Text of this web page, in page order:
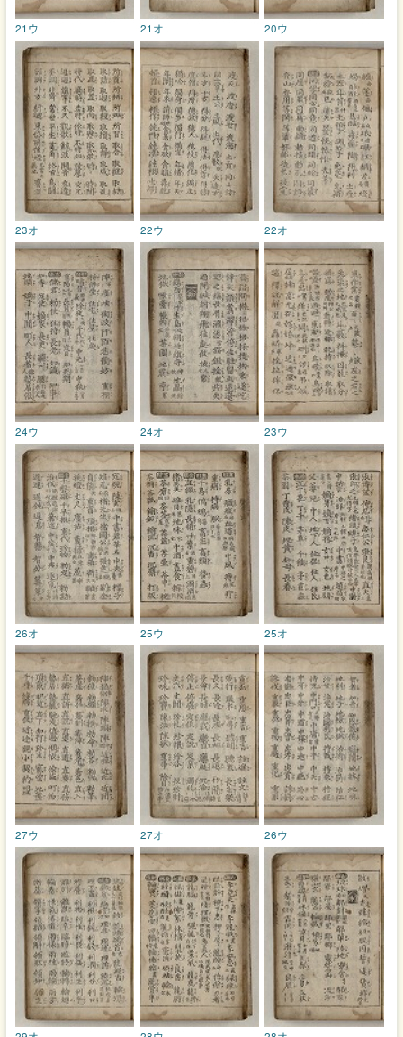
20ウ
21オ
21ウ
22オ
22ウ
23オ
23ウ
24オ
24ウ
25オ
25ウ
26オ
26ウ
27オ
27ウ